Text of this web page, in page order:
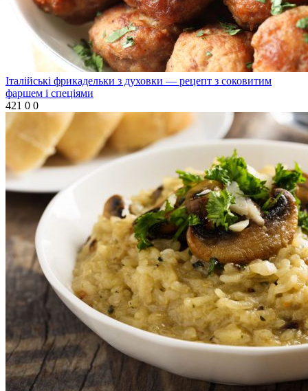
Італійські фрикадельки з духовки — рецепт з соковитим
фаршем і спеціями
421 0 0